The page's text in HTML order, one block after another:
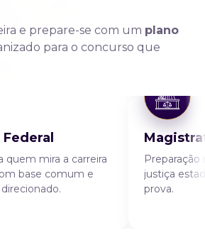
e prepare-se com um plano
para o concurso que
quem mira a carreira
base comum e
Preparação
justiça
prova.